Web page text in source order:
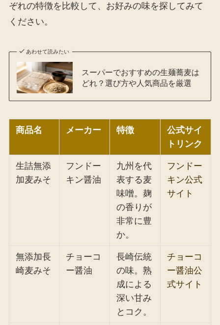
ぞれの特徴を比較して、お好みの味を探してみて
ください。
あわせて読みたい
スーパーでおすすめの生麺蕎麦は
どれ？選び方や人気商品を厳選
商品名 メーカー 特徴
公式サイ
トリンク
生詰無添
加麦みそ
フンドー
キン醤油
九州を代
表する麦
味噌。麹
の香りが
非常に豊
か。
フンドー
キン公式
サイト
無添加長
崎麦みそ
チョーコ
ー醤油
長崎伝統
の味。熟
成による
深い甘み
とコク。
チョーコ
ー醤油公
式サイト